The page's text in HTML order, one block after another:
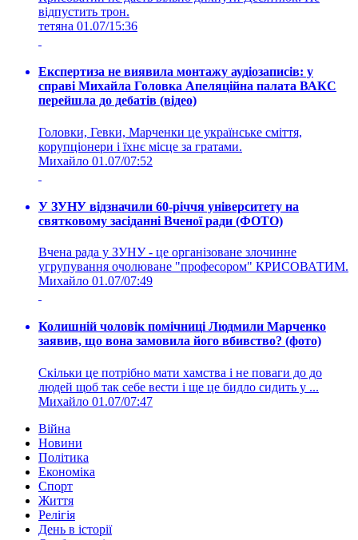
відпустить трон.
тетяна 01.07/15:36
Експертиза не виявила монтажу аудіозаписів: у
справі Михайла Головка Апеляційна палата ВАКС
перейшла до дебатів (відео)
Головки, Гевки, Марченки це українське сміття,
корупціонери і їхнє місце за гратами.
Михайло 01.07/07:52
У ЗУНУ відзначили 60-річчя університету на
святковому засіданні Вченої ради (ФОТО)
Вчена рада у ЗУНУ - це організоване злочинне
угрупування очолюване "професором" КРИСОВАТИМ.
Михайло 01.07/07:49
Колишній чоловік помічниці Людмили Марченко
заявив, що вона замовила його вбивство? (фото)
Скільки це потрібно мати хамства і не поваги до до
людей щоб так себе вести і ще це бидло сидить у ...
Михайло 01.07/07:47
Війна
Новини
Політика
Економіка
Спорт
Життя
Релігія
День в історії